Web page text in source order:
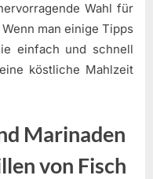
Wahl für
man einige Tipps
einfach und schnell
köstliche Mahlzeit
Marinaden
von Fisch